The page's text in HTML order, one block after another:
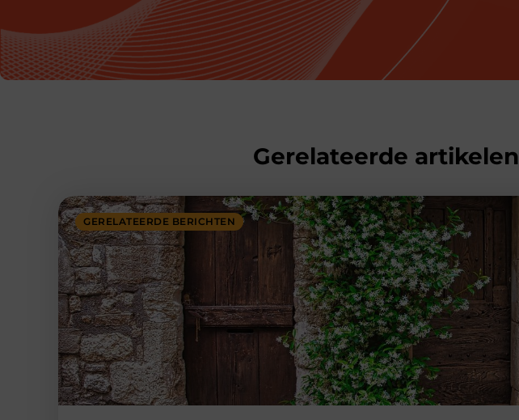
Gerelateerde artikelen
GERELATEERDE BERICHTEN